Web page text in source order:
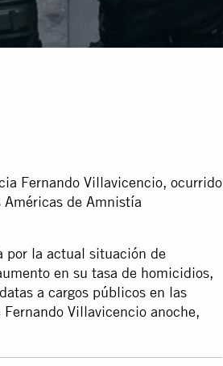
Fernando Villavicencio, ocurrido
Américas de Amnistía
por la actual situación de
en su tasa de homicidios,
a cargos públicos en las
Villavicencio anoche,